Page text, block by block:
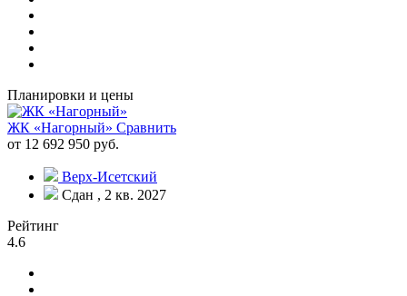
Планировки и цены
ЖК «Нагорный» Сравнить
от 12 692 950 руб.
Верх-Исетский
Сдан , 2 кв. 2027
Рейтинг
4.6